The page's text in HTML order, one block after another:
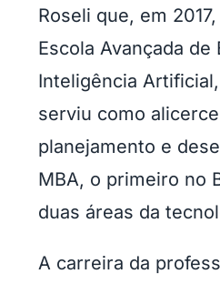
Roseli que, em
Escola Avançada de
Inteligência
serviu como
planejamento e
MBA, o primeiro no
duas áreas da
A carreira da